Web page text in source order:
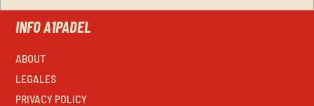
INFO A1PADEL
ABOUT
LEGALES
PRIVACY POLICY